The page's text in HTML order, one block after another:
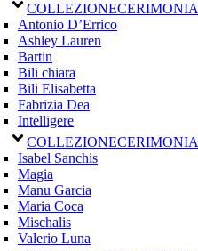
COLLEZIONECERIMONIA
Antonio D’Errico
Ashley Lauren
Bartin
Bili chiara
Bili Elisabetta
Fabrizia Dea
Intelligere
COLLEZIONECERIMONIA
Isabel Sanchis
Magia
Manu Garcia
Maria Coca
Mischalis
Valerio Luna